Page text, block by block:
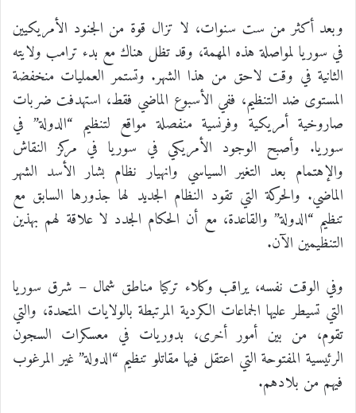
وبعد أكثر من ست سنوات، لا تزال قوة من الجنود الأمريكيين
في سوريا لمواصلة هذه المهمة، وقد تظل هناك مع بدء ترامب ولايته
الثانية في وقت لاحق من هذا الشهر. وتستمر العمليات منخفضة
المستوى ضد التنظيم، ففي الأسبوع الماضي فقط، استهدفت ضربات
صاروخية أمريكية وفرنسية منفصلة مواقع لتنظيم “الدولة” في
سوريا. وأصبح الوجود الأمريكي في سوريا في مركز النقاش
والإهتمام بعد التغير السياسي وانهيار نظام بشار الأسد الشهر
الماضي. والحركة التي تقود النظام الجديد لها جذورها السابق مع
تنظيم “الدولة” والقاعدة، مع أن الحكام الجدد لا علاقة لهم بهذين
التنظيمين الآن.
وفي الوقت نفسه، يراقب وكلاء تركيا مناطق شمال – شرق سوريا
التي تسيطر عليها الجماعات الكردية المرتبطة بالولايات المتحدة، والتي
تقوم، من بين أمور أخرى، بدوريات في معسكرات السجون
الرئيسية المفتوحة التي اعتقل فيها مقاتلو تنظيم “الدولة” غير المرغوب
فيهم من بلادهم.